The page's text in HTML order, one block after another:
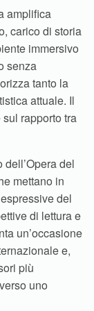
amplifica
carico di storia
immersivo
senza
tanto la
attuale. Il
rapporto tra
del
mettano in
del
di lettura e
un’occasione
e,
più
uno